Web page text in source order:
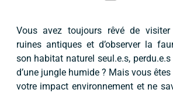
Vous avez toujours rêvé de visiter
ruines antiques et d’observer la
son habitat naturel seul.e.s,
d’une jungle humide ? Mais vous
votre impact environnement et ne